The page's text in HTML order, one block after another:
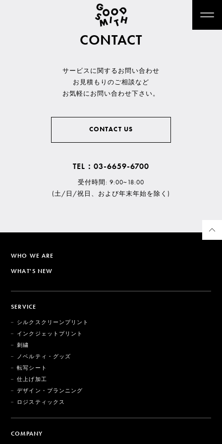
CONTACT
サービスに関するお問い合わせ
お見積もりのご相談など
お気軽にお問い合わせ下さい。
CONTACT US
TEL：03-6659-6700
受付時間: 9:00~18:00
(土/日/祝日、および年末年始を除く)
WHO WE ARE
WHAT'S NEW
SERVICE
シルクスクリーンプリント
インクジェットプリント
刺繍
ノベルティ・グッズ
転写シート
仕上げ加工
デザイン・プランニング
ロジスティックス
COMPANY